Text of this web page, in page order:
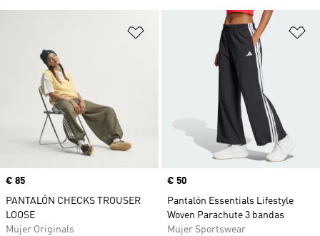
Añadir a la lista de deseos
Precio
€ 85
PANTALÓN CHECKS TROUSER
LOOSE
Mujer Originals
Precio
€ 50
Pantalón Essentials Lifestyle
Woven Parachute 3 bandas
Mujer Sportswear